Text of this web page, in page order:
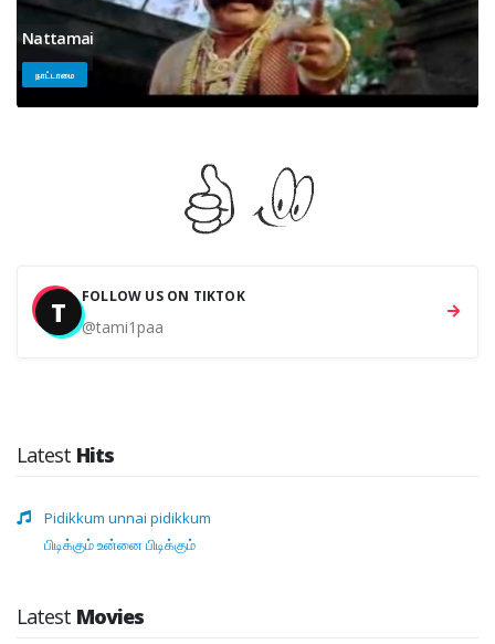
Nattamai
நாட்டாமை
T FOLLOW US ON TIKTOK
@tami1paa
Latest Hits
Pidikkum unnai pidikkum
பிடிக்கும் உன்னை பிடிக்கும்
Latest Movies